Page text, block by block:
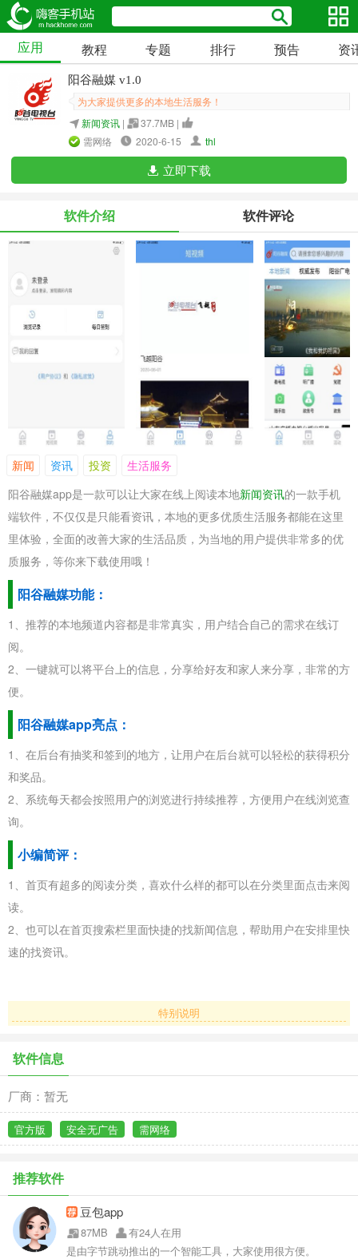
应用 教程 专题 排行 预告 资
阳谷融媒 v1.0
为大家提供更多的本地生活服务！
新闻资讯 |
37.7MB |
需网络
2020-6-15 thl
立即下载
软件介绍 软件评论
新闻 资讯 投资
生活服务
阳谷融媒app是一款可以让大家在线上阅读本地新闻资讯的一款手机
端软件，不仅仅是只能看资讯，本地的更多优质生活服务都能在这里
里体验，全面的改善大家的生活品质，为当地的用户提供非常多的优
质服务，等你来下载使用哦！
阳谷融媒功能：
1、推荐的本地频道内容都是非常真实，用户结合自己的需求在线订
阅。
2、一键就可以将平台上的信息，分享给好友和家人来分享，非常的方
便。
阳谷融媒app亮点：
1、在后台有抽奖和签到的地方，让用户在后台就可以轻松的获得积分
和奖品。
2、系统每天都会按照用户的浏览进行持续推荐，方便用户在线浏览查
询。
小编简评：
1、首页有超多的阅读分类，喜欢什么样的都可以在分类里面点击来阅
读。
2、也可以在首页搜索栏里面快捷的找新闻信息，帮助用户在安排里快
速的找资讯。
特别说明
软件信息
厂商：暂无
官方版 安全无广告 需网络
推荐软件
豆包app
87MB
有24人在用
是由字节跳动推出的一个智能工具，大家使用很方便。